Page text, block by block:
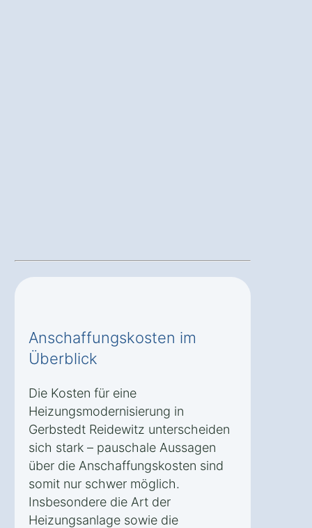
Anschaffungskosten im
Überblick
Die Kosten für eine
Heizungsmodernisierung in
Gerbstedt Reidewitz unterscheiden
sich stark – pauschale Aussagen
über die Anschaffungskosten sind
somit nur schwer möglich.
Insbesondere die Art der
Heizungsanlage sowie die